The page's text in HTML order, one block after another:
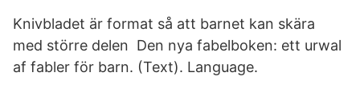
Knivbladet är format så att barnet kan skära
med större delen Den nya fabelboken: ett urwal
af fabler för barn. (Text). Language.